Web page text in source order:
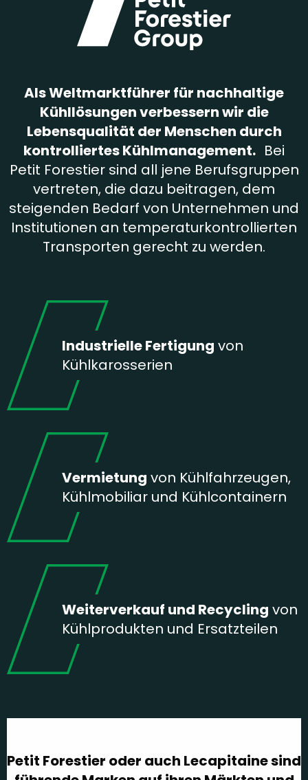
Als Weltmarktführer für nachhaltige
Kühllösungen verbessern wir die
Lebensqualität der Menschen durch
kontrolliertes Kühlmanagement. Bei
Petit Forestier sind all jene Berufsgruppen
vertreten, die dazu beitragen, dem
steigenden Bedarf von Unternehmen und
Institutionen an temperaturkontrollierten
Transporten gerecht zu werden.
Industrielle Fertigung von
Kühlkarosserien
Vermietung von Kühlfahrzeugen,
Kühlmobiliar und Kühlcontainern
Weiterverkauf und Recycling von
Kühlprodukten und Ersatzteilen
Petit Forestier oder auch Lecapitaine sind